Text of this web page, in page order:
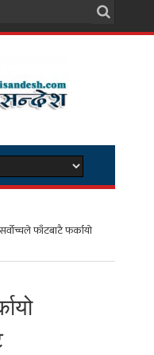
सर्वोच्चले फाँटबाटै फर्कायो